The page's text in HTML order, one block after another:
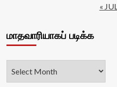
« JUL
மாதவாரியாகப் படிக்க